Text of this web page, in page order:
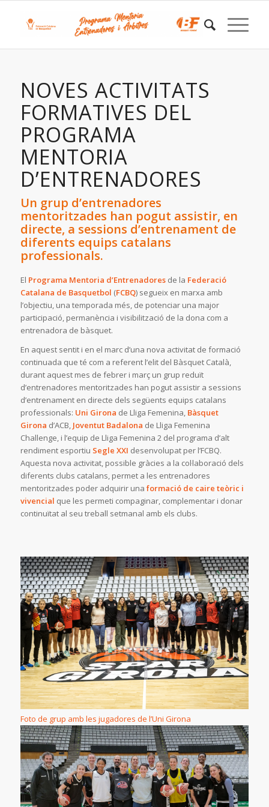
NOVES ACTIVITATS
FORMATIVES DEL
PROGRAMA
MENTORIA
D’ENTRENADORES
Un grup d’entrenadores
mentoritzades han pogut assistir, en
directe, a sessions d’entrenament de
diferents equips catalans
professionals.
El Programa Mentoria d’Entrenadoresde la Federació
Catalana de Basquetbol (FCBQ) segueix en marxa amb
l’objectiu, una temporada més, de potenciar una major
participació, permanència i visibilització de la dona com a
entrenadora de bàsquet.
En aquest sentit i en el marc d’una nova activitat de formació
continuada que té com a referent l’elit del Bàsquet Català,
durant aquest mes de febrer i març un grup reduït
d’entrenadores mentoritzades han pogut assistir a sessions
d’entrenament en directe dels següents equips catalans
professionals: Uni Girona de Lliga Femenina, Bàsquet
Girona d’ACB, Joventut Badalona de Lliga Femenina
Challenge, i l’equip de Lliga Femenina 2 del programa d’alt
rendiment esportiu Segle XXI desenvolupat per l’FCBQ.
Aquesta nova activitat, possible gràcies a la col·laboració dels
diferents clubs catalans, permet a les entrenadores
mentoritzades poder adquirir una formació de caire teòric i
vivencial que les permeti compaginar, complementar i donar
continuïtat al seu treball setmanal amb els clubs.
Foto de grup amb les jugadores de l’Uni Girona